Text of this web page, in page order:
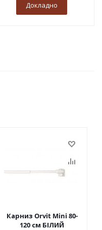
Докладно
Карниз Orvit Mini 80-
120 см БІЛИЙ